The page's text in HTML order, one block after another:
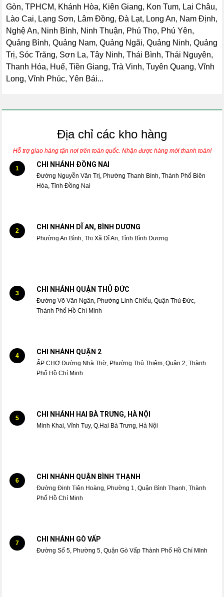
Gòn, TPHCM, Khánh Hòa, Kiên Giang, Kon Tum, Lai Châu,
Lào Cai, Lạng Sơn, Lâm Đồng, Đà Lạt, Long An, Nam Định,
Nghệ An, Ninh Bình, Ninh Thuận, Phú Thọ, Phú Yên,
Quảng Bình, Quảng Nam, Quảng Ngãi, Quảng Ninh, Quảng
Trị, Sóc Trăng, Sơn La, Tây Ninh, Thái Bình, Thái Nguyên,
Thanh Hóa, Huế, Tiền Giang, Trà Vinh, Tuyên Quang, Vĩnh
Long, Vĩnh Phúc, Yên Bái...
Địa chỉ các kho hàng
Hỗ trợ giao hàng tận nơi trên toàn quốc. Nhận được hàng mới thanh toán!
1 CHI NHÁNH ĐỒNG NAI
Đường Nguyễn Văn Trị, Phường Thanh Bình, Thành Phố Biên
Hòa, Tỉnh Đồng Nai
2 CHI NHÁNH DĨ AN, BÌNH DƯƠNG
Phường An Bình, Thị Xã Dĩ An, Tỉnh Bình Dương
3 CHI NHÁNH QUẬN THỦ ĐỨC
Đường Võ Văn Ngân, Phường Linh Chiểu, Quận Thủ Đức,
Thành Phố Hồ Chí Minh
4 CHI NHÁNH QUẬN 2
ẤP CHỢ Đường Nhà Thờ, Phường Thủ Thiêm, Quận 2, Thành
Phố Hồ Chí Minh
5 CHI NHÁNH HAI BÀ TRƯNG, HÀ NỘI
Minh Khai, Vĩnh Tuy, Q.Hai Bà Trưng, Hà Nội
6 CHI NHÁNH QUẬN BÌNH THẠNH
Đường Đinh Tiên Hoàng, Phường 1, Quận Bình Thạnh, Thành
Phố Hồ Chí Minh
7 CHI NHÁNH GÒ VẤP
Đường Số 5, Phường 5, Quận Gò Vấp Thành Phố Hồ Chí MInh